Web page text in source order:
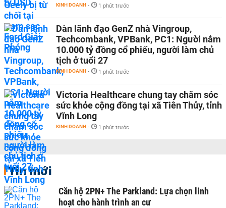
KINH DOANH - 1 phút trước
Dàn lãnh đạo GenZ nhà Vingroup,
Techcombank, VPBank, PC1: Người nắm
10.000 tỷ đồng cổ phiếu, người làm chủ
tịch ở tuổi 27
KINH DOANH - 1 phút trước
Victoria Healthcare chung tay chăm sóc
sức khỏe cộng đồng tại xã Tiên Thủy, tỉnh
Vĩnh Long
KINH DOANH - 1 phút trước
Tin mới
Căn hộ 2PN+ The Parkland: Lựa chọn linh
hoạt cho hành trình an cư